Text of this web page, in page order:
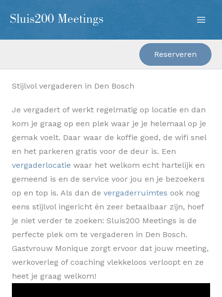
naarSluis200 Meetings
Reserveren
Stijlvol vergaderen in Den Bosch
Je vergadert of werkt regelmatig op locatie en dan
kom je graag op een plek waar je je helemaal op je
gemak voelt. Daar waar de koffie goed, de wifi snel
en het parkeren gratis voor de deur is. Een
vergaderlocatie waar het welkom echt hartelijk en
gemeend is en de service voor jou en je bezoekers
op en top is. Als dan de vergaderruimtes ook nog
eens stijlvol ingericht én zeer betaalbaar zijn, hoef
je niet verder te zoeken: Sluis200 Meetings is de
perfecte plek om te vergaderen in Den Bosch.
Gastvrouw Monique zorgt ervoor dat jouw meeting,
werkoverleg of coaching vlekkeloos verloopt en ze
heet je graag welkom!